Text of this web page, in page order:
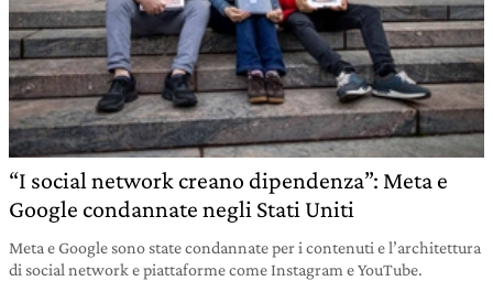
“I social network creano dipendenza”: Meta e
Google condannate negli Stati Uniti
Meta e Google sono state condannate per i contenuti e l’architettura
di social network e piattaforme come Instagram e YouTube.